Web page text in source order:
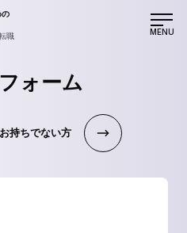
の
職
MENU
ォーム
持ちでない方